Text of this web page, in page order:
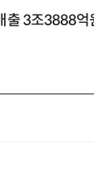
출 3조3888